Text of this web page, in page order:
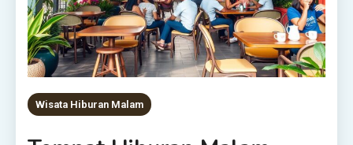
Wisata Hiburan Malam